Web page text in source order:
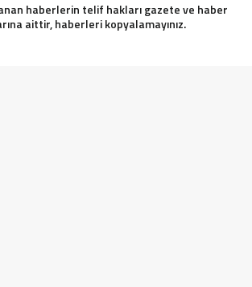
haberlerin telif hakları gazete ve haber
aittir, haberleri kopyalamayınız.